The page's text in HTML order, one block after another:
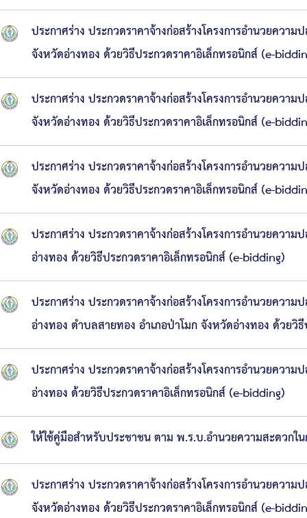
ประกาศร่าง ประกวดราคาจ้างก่อสร้างโครงการอำนวยคว
จังหวัดอ่างทอง ด้วยวิธีประกวดราคาอิเล็กทรอนิกส์ (e-
ประกาศร่าง ประกวดราคาจ้างก่อสร้างโครงการอำนวยคว
จังหวัดอ่างทอง ด้วยวิธีประกวดราคาอิเล็กทรอนิกส์ (e-
ประกาศร่าง ประกวดราคาจ้างก่อสร้างโครงการอำนวยคว
จังหวัดอ่างทอง ด้วยวิธีประกวดราคาอิเล็กทรอนิกส์ (e-
ประกาศร่าง ประกวดราคาจ้างก่อสร้างโครงการอำนวยคว
อ่างทอง ด้วยวิธีประกวดราคาอิเล็กทรอนิกส์ (e-bidding)
ประกาศร่าง ประกวดราคาจ้างก่อสร้างโครงการอำนวยคว
อ่างทอง ตำบลสายทอง อำเภอป่าโมก จังหวัดอ่างทอง ด้วย
ประกาศร่าง ประกวดราคาจ้างก่อสร้างโครงการอำนวยคว
อ่างทอง ด้วยวิธีประกวดราคาอิเล็กทรอนิกส์ (e-bidding)
ให้ใช้คู่มือสำหรับประชาชน ตาม พ.ร.บ.อำนวยความสะดวก
ประกาศร่าง ประกวดราคาจ้างก่อสร้างโครงการอำนวยคว
จังหวัดอ่างทอง ด้วยวิธีประกวดราคาอิเล็กทรอนิกส์ (e-